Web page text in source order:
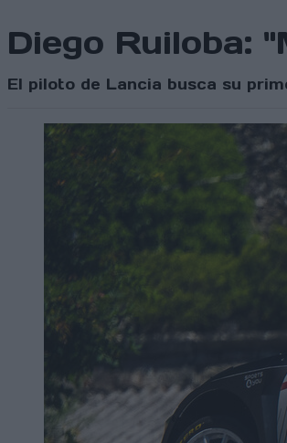
Diego Ruiloba:
El piloto de Lancia busca su